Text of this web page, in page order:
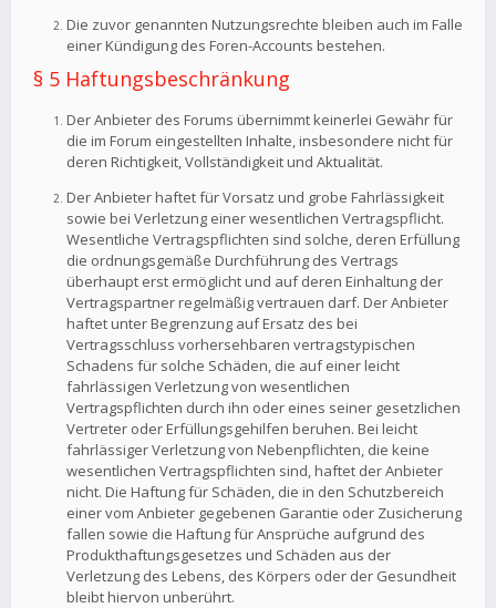
Die zuvor genannten Nutzungsrechte bleiben auch im Falle
einer Kündigung des Foren-Accounts bestehen.
§ 5 Haftungsbeschränkung
Der Anbieter des Forums übernimmt keinerlei Gewähr für
die im Forum eingestellten Inhalte, insbesondere nicht für
deren Richtigkeit, Vollständigkeit und Aktualität.
Der Anbieter haftet für Vorsatz und grobe Fahrlässigkeit
sowie bei Verletzung einer wesentlichen Vertragspflicht.
Wesentliche Vertragspflichten sind solche, deren Erfüllung
die ordnungsgemäße Durchführung des Vertrags
überhaupt erst ermöglicht und auf deren Einhaltung der
Vertragspartner regelmäßig vertrauen darf. Der Anbieter
haftet unter Begrenzung auf Ersatz des bei
Vertragsschluss vorhersehbaren vertragstypischen
Schadens für solche Schäden, die auf einer leicht
fahrlässigen Verletzung von wesentlichen
Vertragspflichten durch ihn oder eines seiner gesetzlichen
Vertreter oder Erfüllungsgehilfen beruhen. Bei leicht
fahrlässiger Verletzung von Nebenpflichten, die keine
wesentlichen Vertragspflichten sind, haftet der Anbieter
nicht. Die Haftung für Schäden, die in den Schutzbereich
einer vom Anbieter gegebenen Garantie oder Zusicherung
fallen sowie die Haftung für Ansprüche aufgrund des
Produkthaftungsgesetzes und Schäden aus der
Verletzung des Lebens, des Körpers oder der Gesundheit
bleibt hiervon unberührt.